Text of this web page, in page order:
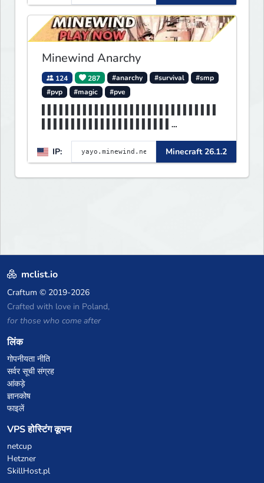
Minewind Anarchy
124 287 #anarchy #survival
#smp
#pvp
#magic #pve
▌▌▌▌▌▌▌▌MINEWIND▌▌▌▌▌▌▌▌▌▌▌▌▌▌
▌▌▌▌▌▌▌▌▌▌▌▌▌▌▌▌▌▌▌▌▌▌
IP: Minecraft 26.1.2
mclist.io
Craftum © 2019-2026
Crafted with love in Poland,
for those who come after
लिंक
गोपनीयता नीति
सर्वर सूची संग्रह
आंकड़े
ज्ञानकोष
फाइलें
VPS होस्टिंग कूपन
netcup
Hetzner
SkillHost.pl